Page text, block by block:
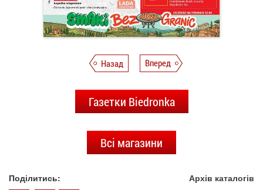
Назад Вперед
Газетки Biedronka
Всі магазини
Поділитись: Архів каталогів